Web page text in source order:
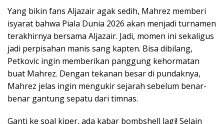
Yang bikin fans Aljazair agak sedih, Mahrez memberi
isyarat bahwa Piala Dunia 2026 akan menjadi turnamen
terakhirnya bersama Aljazair. Jadi, momen ini sekaligus
jadi perpisahan manis sang kapten. Bisa dibilang,
Petkovic ingin memberikan panggung kehormatan
buat Mahrez. Dengan tekanan besar di pundaknya,
Mahrez jelas ingin mengukir sejarah sebelum benar-
benar gantung sepatu dari timnas.
Ganti ke soal kiper, ada kabar bombshell lagi! Selain